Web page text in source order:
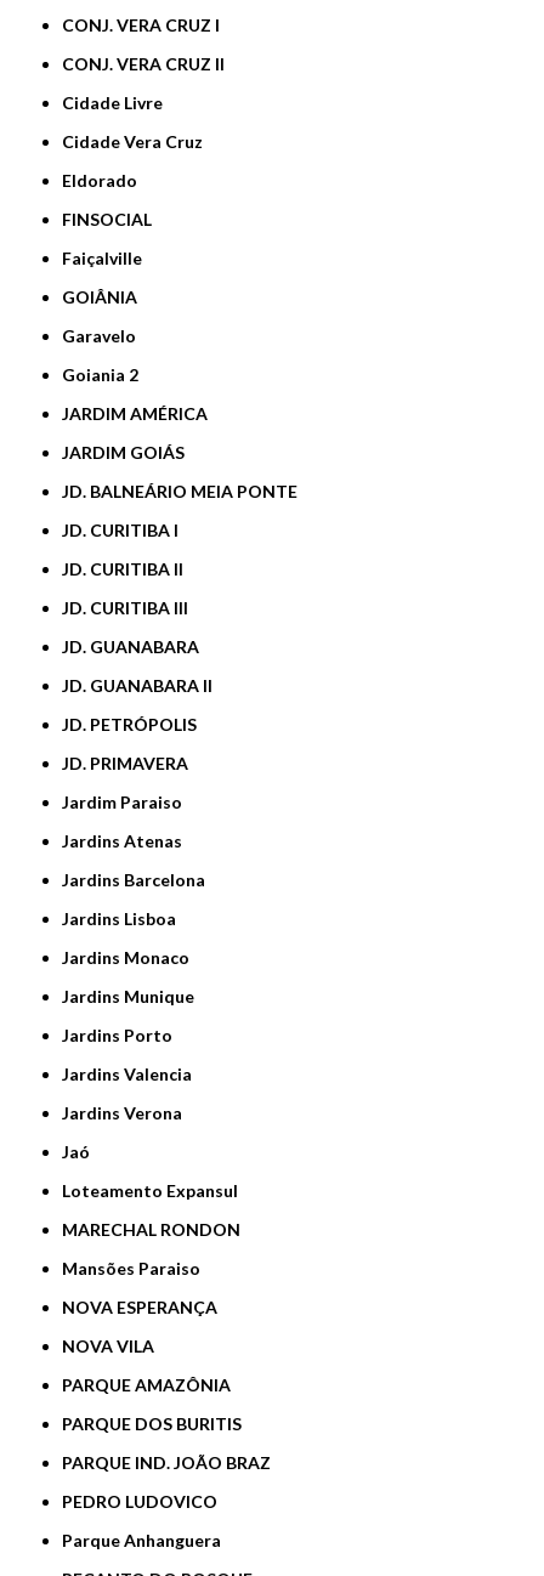
CONJ. VERA CRUZ I
CONJ. VERA CRUZ II
Cidade Livre
Cidade Vera Cruz
Eldorado
FINSOCIAL
Faiçalville
GOIÂNIA
Garavelo
Goiania 2
JARDIM AMÉRICA
JARDIM GOIÁS
JD. BALNEÁRIO MEIA PONTE
JD. CURITIBA I
JD. CURITIBA II
JD. CURITIBA III
JD. GUANABARA
JD. GUANABARA II
JD. PETRÓPOLIS
JD. PRIMAVERA
Jardim Paraiso
Jardins Atenas
Jardins Barcelona
Jardins Lisboa
Jardins Monaco
Jardins Munique
Jardins Porto
Jardins Valencia
Jardins Verona
Jaó
Loteamento Expansul
MARECHAL RONDON
Mansões Paraiso
NOVA ESPERANÇA
NOVA VILA
PARQUE AMAZÔNIA
PARQUE DOS BURITIS
PARQUE IND. JOÃO BRAZ
PEDRO LUDOVICO
Parque Anhanguera